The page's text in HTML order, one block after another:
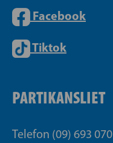
Facebook
Tiktok
PARTIKANSLIET
Telefon (09) 693 070